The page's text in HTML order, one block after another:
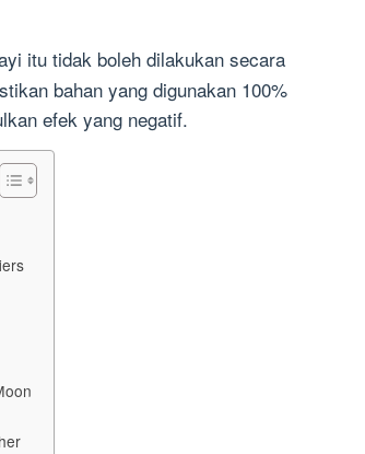
itu tidak boleh dilakukan secara
bahan yang digunakan 100%
efek yang negatif.